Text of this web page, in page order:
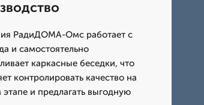
РадиДОМА-Омс работает с
и самостоятельно
каркасные беседки, что
контролировать качество на
и предлагать выгодную